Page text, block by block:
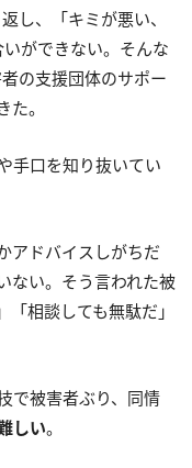
し、「キミが悪い、
ができない。そんな
の支援団体のサポー
。
手口を知り抜いてい
アドバイスしがちだ
ない。そう言われた被
相談しても無駄だ」
で被害者ぶり、同情
しい。